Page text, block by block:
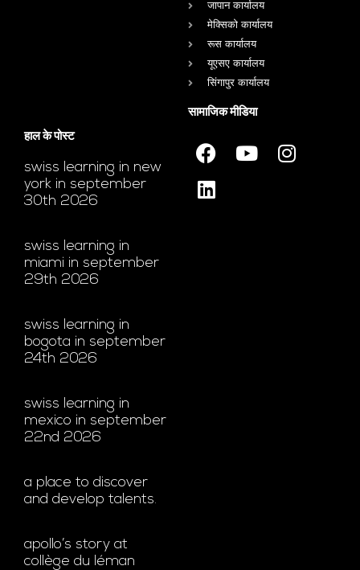
जापान कार्यालय
मेक्सिको कार्यालय
रूस कार्यालय
यूएसए कार्यालय
सिंगापुर कार्यालय
हाल के पोस्ट
swiss learning in new
york in september
30th 2026
swiss learning in
miami in september
29th 2026
swiss learning in
bogota in september
24th 2026
swiss learning in
mexico in september
22nd 2026
a place to discover
and develop talents.
apollo’s story at
collège du léman
सामाजिक मीडिया